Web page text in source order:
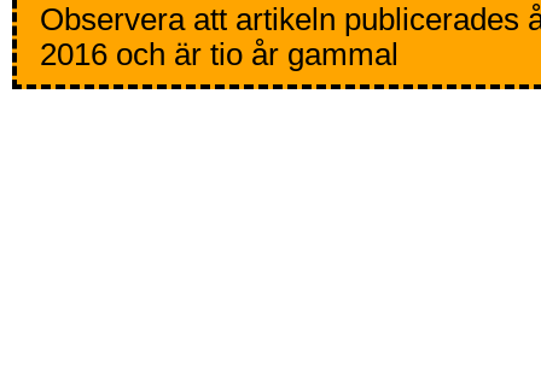
Observera att artikeln publicerades
2016 och är tio år gammal